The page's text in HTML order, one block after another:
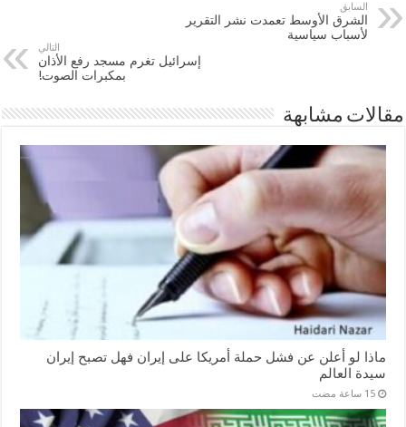
السابق
الشرق الأوسط تعمدت نشر التقرير
لأسباب سياسية
التالي
إسرائيل تغرم مسجد رفع الأذان
بمكبرات الصوت!
مقالات مشابهة
ماذا لو أعلن عن فشل حملة أمريكا على إيران فهل تصبح إيران
سيدة العالم
‏15 ساعة مضت